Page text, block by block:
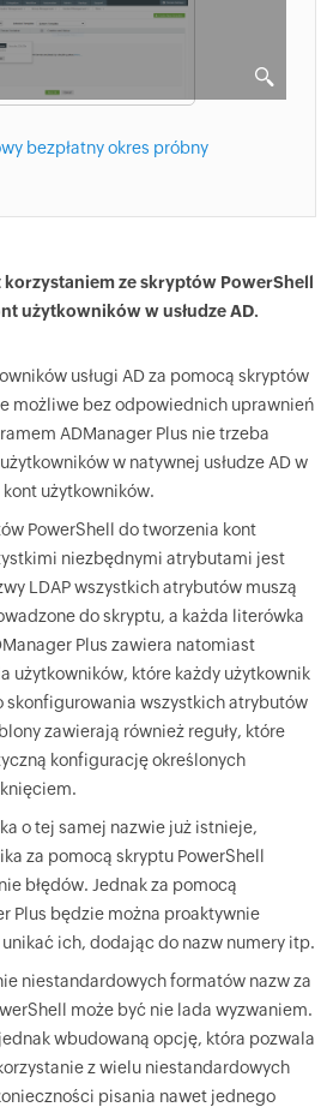
bezpłatny okres próbny
korzystaniem ze skryptów PowerShell
użytkowników w usłudze AD.
usługi AD za pomocą skryptów
możliwe bez odpowiednich uprawnień
ADManager Plus nie trzeba
w natywnej usłudze AD w
użytkowników.
PowerShell do tworzenia kont
niezbędnymi atrybutami jest
LDAP wszystkich atrybutów muszą
do skryptu, a każda literówka
Plus zawiera natomiast
użytkowników, które każdy użytkownik
skonfigurowania wszystkich atrybutów
zawierają również reguły, które
konfigurację określonych
o tej samej nazwie już istnieje,
za pomocą skryptu PowerShell
błędów. Jednak za pomocą
Plus będzie można proaktywnie
ich, dodając do nazw numery itp.
niestandardowych formatów nazw za
może być nie lada wyzwaniem.
wbudowaną opcję, która pozwala
z wielu niestandardowych
pisania nawet jednego